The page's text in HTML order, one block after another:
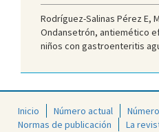
Rodríguez-Salinas Pérez E,
Ondansetrón, antiemético
niños con gastroenteritis
Inicio Número actual
Normas de publicación
La